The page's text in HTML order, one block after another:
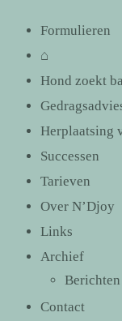
Formulieren
⌂
Hond zoekt
Herplaatsing
Successen
Tarieven
Over N’Djoy
Links
Archief
Berichten
Contact